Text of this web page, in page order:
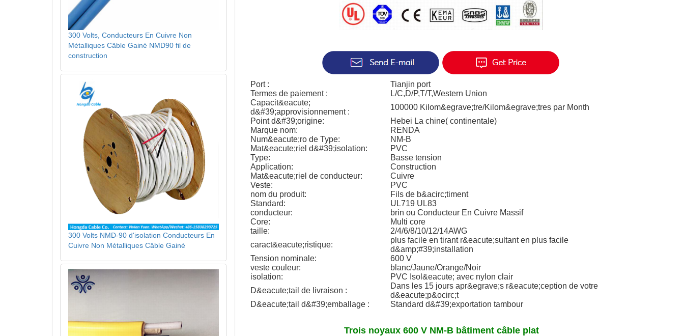
Port :
Tianjin port
Termes de paiement :
L/C,D/P,T/T,Western Union
Capacit&eacute;
d&#39;approvisionnement :
100000 Kilom&egrave;tre/Kilom&egrave;tres par Month
Point d&#39;origine:
Hebei La chine( continentale)
Marque nom:
RENDA
Num&eacute;ro de Type:
NM-B
Mat&eacute;riel d&#39;isolation:
PVC
Type:
Basse tension
Application:
Construction
Mat&eacute;riel de conducteur:
Cuivre
Veste:
PVC
nom du produit:
Fils de b&acirc;timent
Standard:
UL719 UL83
conducteur:
brin ou Conducteur En Cuivre Massif
Core:
Multi core
taille:
2/4/6/8/10/12/14AWG
caract&eacute;ristique:
plus facile en tirant r&eacute;sultant en plus facile
d&amp;#39;installation
Tension nominale:
600 V
veste couleur:
blanc/Jaune/Orange/Noir
isolation:
PVC Isol&eacute; avec nylon clair
D&eacute;tail de livraison :
Dans les 15 jours apr&egrave;s r&eacute;ception de votre
d&eacute;p&ocirc;t
D&eacute;tail d&#39;emballage :
Standard d&#39;exportation tambour
Trois noyaux 600 V NM-B bâtiment câble plat
300 Volts, Conducteurs En Cuivre Non
Métalliques Câble Gainé NMD90 fil de
construction
300 Volts NMD-90 d'isolation Conducteurs En
Cuivre Non Métalliques Câble Gainé